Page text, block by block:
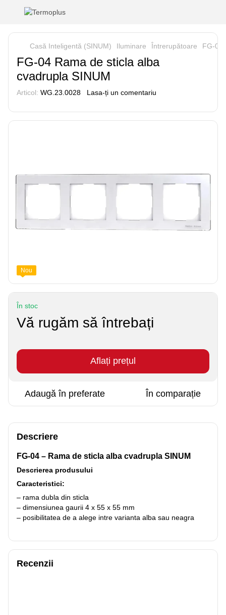
Casă Inteligentă (SINUM) Iluminare Întrerupătoare FG-04
FG-04 Rama de sticla alba
cvadrupla SINUM
Articol: WG.23.0028 Lasa-ți un comentariu
Nou
În stoc
Vă rugăm să întrebați
Aflați prețul
Adaugă în preferate În comparație
Descriere
FG-04 – Rama de sticla alba cvadrupla SINUM
Descrierea produsului
Caracteristici:
– rama dubla din sticla
– dimensiunea gaurii 4 x 55 x 55 mm
– posibilitatea de a alege intre varianta alba sau neagra
Recenzii